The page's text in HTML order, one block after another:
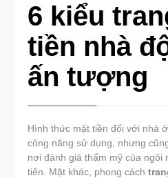
6 kiểu
tiền nhà
ấn tượng
Hình thức mặt tiền đối với nhà
công năng sử dụng, nhưng
nơi đánh giá thẩm mỹ của ngôi
tiên. Mặt khác, phong cách